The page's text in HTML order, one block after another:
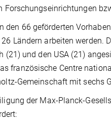
den 66 geförderten
Ländern arbeiten werden.
und den USA (21)
französische Centre
Gemeinschaft mit sechs
der Max-Planck-